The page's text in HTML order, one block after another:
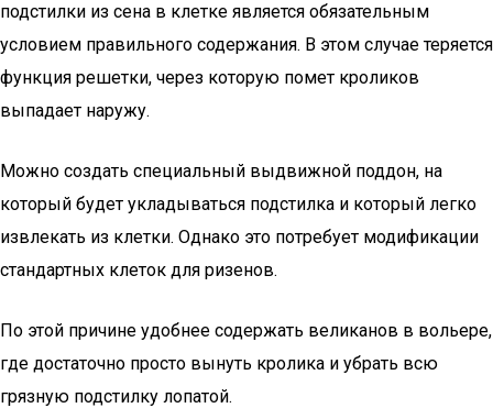
подстилки из сена в клетке является обязательным
условием правильного содержания. В этом случае теряется
функция решетки, через которую помет кроликов
выпадает наружу.
Можно создать специальный выдвижной поддон, на
который будет укладываться подстилка и который легко
извлекать из клетки. Однако это потребует модификации
стандартных клеток для ризенов.
По этой причине удобнее содержать великанов в вольере,
где достаточно просто вынуть кролика и убрать всю
грязную подстилку лопатой.